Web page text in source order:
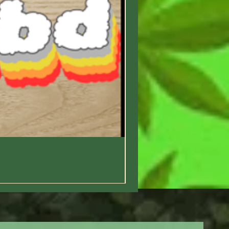
Appliquez jusqu’à
4 fois par
jour
sur les zones ciblées
(muscles, articulations, dos).
Massez légèrement jusqu’à
absorption. Lavez-vous les mains
après usage.
Précautions d’usage :
Ne pas appliquer sur le visage,
les muqueuses ou les plaies
uniquement. Déconseillé aux
enfants de moins de 3 ans.